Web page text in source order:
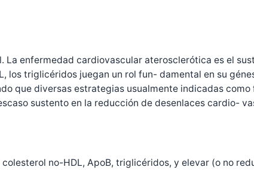
enfermedad cardiovascular aterosclerótica es el
triglicéridos juegan un rol fun- damental en su
que diversas estrategias usualmente indicadas
sustento en la reducción de desenlaces cardio-
no-HDL, ApoB, triglicéridos, y elevar (o no